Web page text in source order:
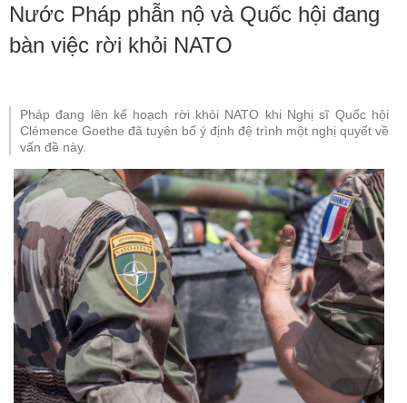
Nước Pháp phẫn nộ và Quốc hội đang
bàn việc rời khỏi NATO
Pháp đang lên kế hoạch rời khỏi NATO khi Nghị sĩ Quốc hội
Clémence Goethe đã tuyên bố ý định đệ trình một nghị quyết về
vấn đề này.